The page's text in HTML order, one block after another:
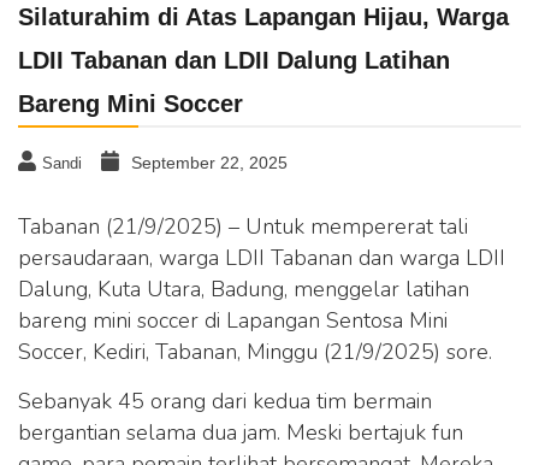
Silaturahim di Atas Lapangan Hijau, Warga
LDII Tabanan dan LDII Dalung Latihan
Bareng Mini Soccer
Sandi September 22, 2025
Tabanan (21/9/2025) – Untuk mempererat tali
persaudaraan, warga LDII Tabanan dan warga LDII
Dalung, Kuta Utara, Badung, menggelar latihan
bareng mini soccer di Lapangan Sentosa Mini
Soccer, Kediri, Tabanan, Minggu (21/9/2025) sore.
Sebanyak 45 orang dari kedua tim bermain
bergantian selama dua jam. Meski bertajuk fun